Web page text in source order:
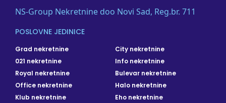
NS-Group Nekretnine doo Novi Sad, Reg.br. 711
POSLOVNE JEDINICE
Grad nekretnine
City nekretnine
021 nekretnine
Info nekretnine
Royal nekretnine
Bulevar nekretnine
Office nekretnine
Halo nekretnine
Klub nekretnine
Eho nekretnine